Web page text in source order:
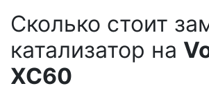
Сколько стоит
катализатор на
ХС60